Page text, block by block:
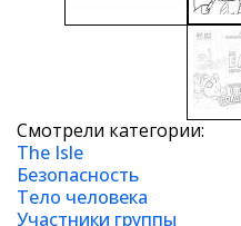
Смотрели категории:
The Isle
Безопасность
Тело человека
Участники группы